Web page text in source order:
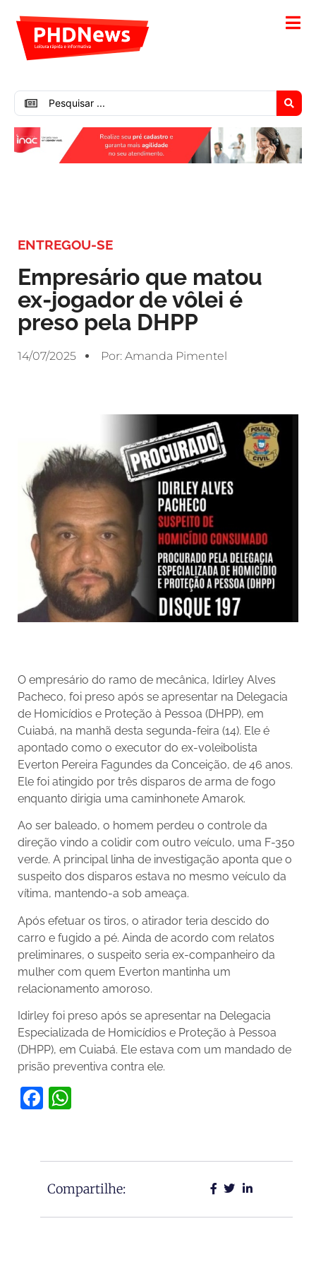
ENTREGOU-SE
Empresário que matou
ex-jogador de vôlei é
preso pela DHPP
14/07/2025 Por: Amanda Pimentel
O empresário do ramo de mecânica, Idirley Alves
Pacheco, foi preso após se apresentar na Delegacia
de Homicídios e Proteção à Pessoa (DHPP), em
Cuiabá, na manhã desta segunda-feira (14). Ele é
apontado como o executor do ex-voleibolista
Everton Pereira Fagundes da Conceição, de 46 anos.
Ele foi atingido por três disparos de arma de fogo
enquanto dirigia uma caminhonete Amarok.
Ao ser baleado, o homem perdeu o controle da
direção vindo a colidir com outro veículo, uma F-350
verde. A principal linha de investigação aponta que o
suspeito dos disparos estava no mesmo veículo da
vítima, mantendo-a sob ameaça.
Após efetuar os tiros, o atirador teria descido do
carro e fugido a pé. Ainda de acordo com relatos
preliminares, o suspeito seria ex-companheiro da
mulher com quem Everton mantinha um
relacionamento amoroso.
Idirley foi preso após se apresentar na Delegacia
Especializada de Homicídios e Proteção à Pessoa
(DHPP), em Cuiabá. Ele estava com um mandado de
prisão preventiva contra ele.
Facebook
Compartilhe: